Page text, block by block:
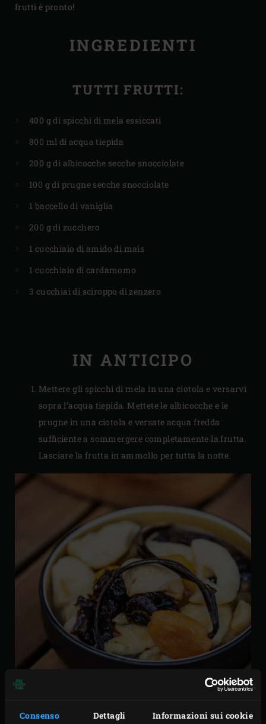
Consenso Dettagli Informazioni sui cookie
frutti è pronto!
INGREDIENTI
TUTTI FRUTTI:
400 g di spicchi di mela essiccati
800 ml di acqua tiepida
200 g di albicocche secche snocciolate
100 g di prugne secche snocciolate
1 baccello di vaniglia
200 g di zucchero
1 cucchiaio di amido di mais
1 cucchiaio di cardamomo
3 cucchiai di sciroppo di zenzero
IN ANTICIPO
Mettere gli spicchi di mela in una ciotola e versarvi
sopra l’acqua tiepida. Mettete le albicocche e le
prugne in una ciotola e versate acqua fredda
sufficiente a sommergere completamente la frutta.
Lasciare la frutta in ammollo per tutta la notte.